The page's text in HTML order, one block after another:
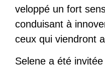
veloppé un fort
conduisant à
ceux qui viendront
Selene a été